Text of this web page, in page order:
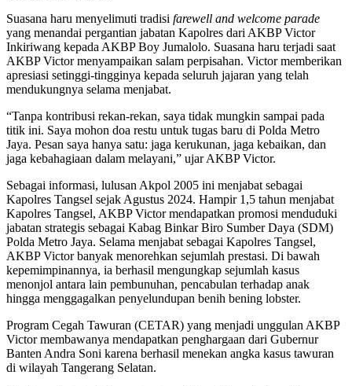
Suasana haru menyelimuti tradisi farewell and welcome parade
yang menandai pergantian jabatan Kapolres dari AKBP Victor
Inkiriwang kepada AKBP Boy Jumalolo. Suasana haru terjadi saat
AKBP Victor menyampaikan salam perpisahan. Victor memberikan
apresiasi setinggi-tingginya kepada seluruh jajaran yang telah
mendukungnya selama menjabat.
“Tanpa kontribusi rekan-rekan, saya tidak mungkin sampai pada
titik ini. Saya mohon doa restu untuk tugas baru di Polda Metro
Jaya. Pesan saya hanya satu: jaga kerukunan, jaga kebaikan, dan
jaga kebahagiaan dalam melayani,” ujar AKBP Victor.
Sebagai informasi, lulusan Akpol 2005 ini menjabat sebagai
Kapolres Tangsel sejak Agustus 2024. Hampir 1,5 tahun menjabat
Kapolres Tangsel, AKBP Victor mendapatkan promosi menduduki
jabatan strategis sebagai Kabag Binkar Biro Sumber Daya (SDM)
Polda Metro Jaya. Selama menjabat sebagai Kapolres Tangsel,
AKBP Victor banyak menorehkan sejumlah prestasi. Di bawah
kepemimpinannya, ia berhasil mengungkap sejumlah kasus
menonjol antara lain pembunuhan, pencabulan terhadap anak
hingga menggagalkan penyelundupan benih bening lobster.
Program Cegah Tawuran (CETAR) yang menjadi unggulan AKBP
Victor membawanya mendapatkan penghargaan dari Gubernur
Banten Andra Soni karena berhasil menekan angka kasus tawuran
di wilayah Tangerang Selatan.